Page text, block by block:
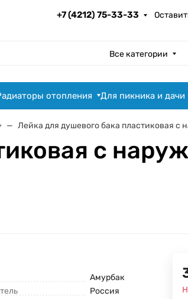
+7 (4212) 75-33-33
Все категории
отопления Для пикника и дачи
Лейка для душевого бака пластиковая с
с
Амурбак
Россия